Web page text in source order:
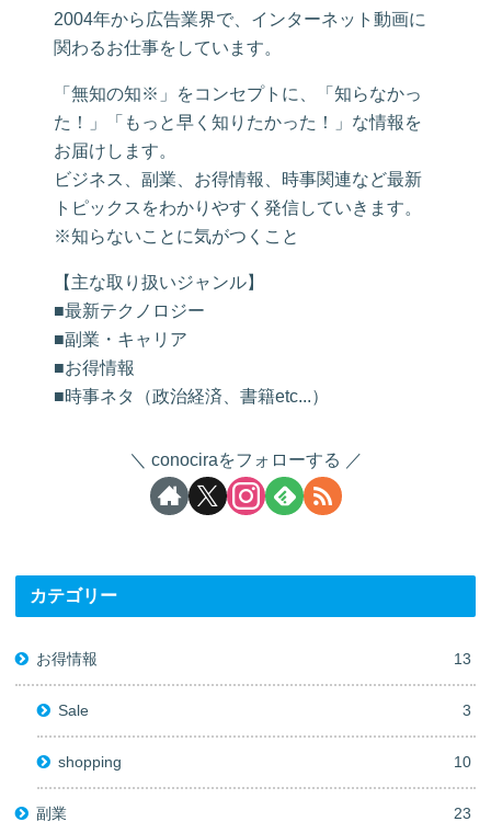
2004年から広告業界で、インターネット動画に
関わるお仕事をしています。
「無知の知※」をコンセプトに、「知らなかっ
た！」「もっと早く知りたかった！」な情報を
お届けします。
ビジネス、副業、お得情報、時事関連など最新
トピックスをわかりやすく発信していきます。
※知らないことに気がつくこと
【主な取り扱いジャンル】
■最新テクノロジー
■副業・キャリア
■お得情報
■時事ネタ（政治経済、書籍etc...）
conociraをフォローする
カテゴリー
お得情報 13
Sale 3
shopping 10
副業 23